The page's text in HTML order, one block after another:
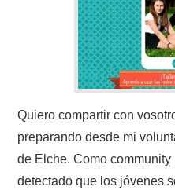
Quiero compartir con
preparando desde mi
de Elche. Como
detectado que los jóvenes